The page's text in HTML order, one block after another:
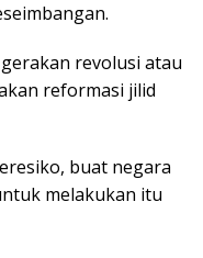
revolusi atau
reformasi jilid
buat negara
melakukan itu